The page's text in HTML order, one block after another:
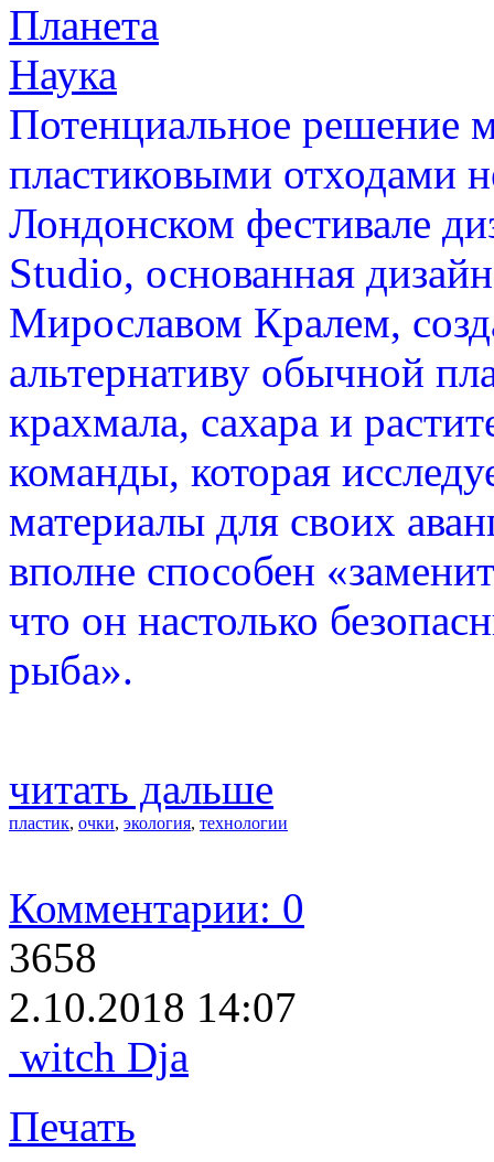
Планета
Наука
Потенциальное решение
пластиковыми отходами
Лондонском фестивале
Studio, основанная
Мирославом Кралем,
альтернативу обычной
крахмала, сахара и
команды, которая
материалы для своих
вполне способен
что он настолько
рыба».
читать дальше
пластик, очки, экология, технологии
Комментарии: 0
3658
2.10.2018 14:07
witch Dja
Печать